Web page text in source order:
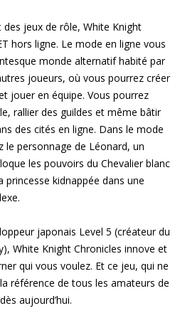
jeux de rôle, White Knight
hors ligne. Le mode en ligne vous
monde alternatif habité par
joueurs, où vous pourrez créer
jouer en équipe. Vous pourrez
rallier des guildes et même bâtir
des cités en ligne. Dans le mode
le personnage de Léonard, un
les pouvoirs du Chevalier blanc
kidnappée dans une
japonais Level 5 (créateur du
White Knight Chronicles innove et
qui vous voulez. Et ce jeu, qui ne
référence de tous les amateurs de
aujourd’hui.